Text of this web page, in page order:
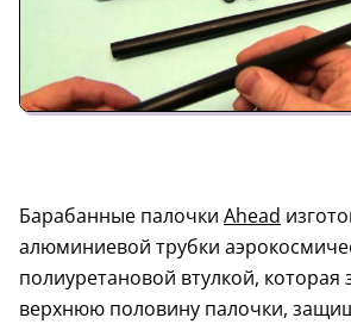
Барабанные палочки Ahead
алюминиевой трубки
полиуретановой втулкой, которая
верхнюю половину палочки,